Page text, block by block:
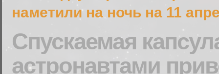
наметили на ночь на 11
Спускаемая
астронавтами